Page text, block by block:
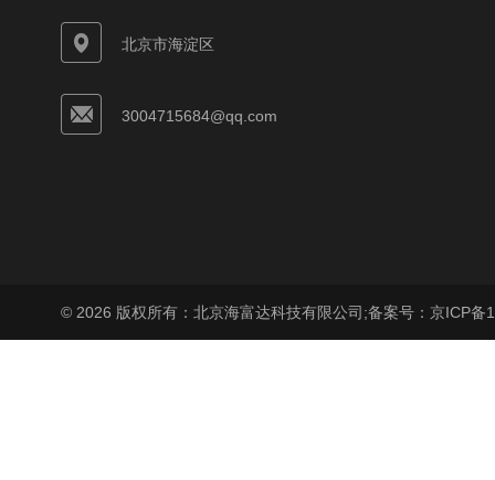
北京市海淀区
3004715684@qq.com
© 2026 版权所有：北京海富达科技有限公司;备案号：京ICP备